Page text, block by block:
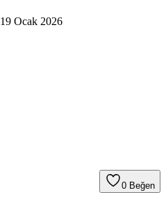
19 Ocak 2026
0 Beğen